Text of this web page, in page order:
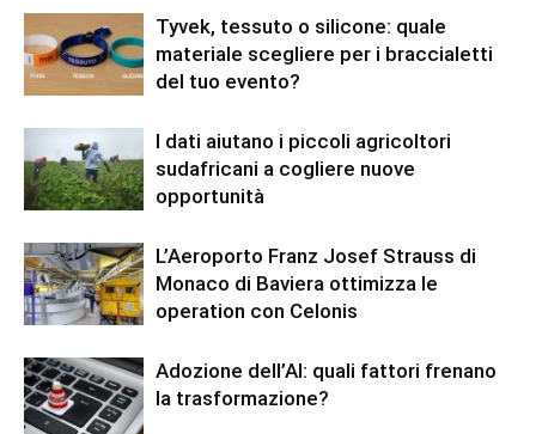
Tyvek, tessuto o silicone: quale
materiale scegliere per i braccialetti
del tuo evento?
I dati aiutano i piccoli agricoltori
sudafricani a cogliere nuove
opportunità
L’Aeroporto Franz Josef Strauss di
Monaco di Baviera ottimizza le
operation con Celonis
Adozione dell’AI: quali fattori frenano
la trasformazione?